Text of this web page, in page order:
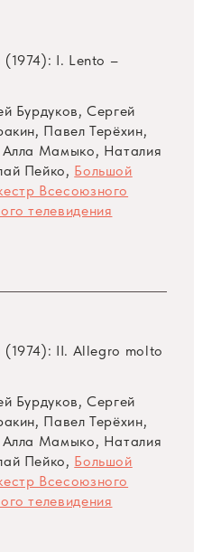
I. Lento –
Бурдуков, Сергей
Павел Терёхин,
Алла Мамыко, Наталия
Пейко, Большой
Всесоюзного
телевидения
(1974): II. Allegro molto
Бурдуков, Сергей
Павел Терёхин,
Алла Мамыко, Наталия
Пейко, Большой
Всесоюзного
телевидения